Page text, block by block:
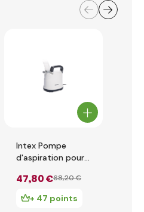
Intex Pompe
d'aspiration pour
47,80 €68,20 €
+ 47 points